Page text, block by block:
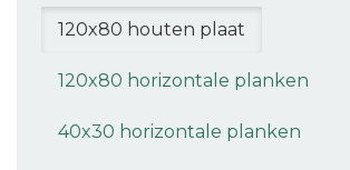
120x80 houten plaat
120x80 horizontale planken
40x30 horizontale planken